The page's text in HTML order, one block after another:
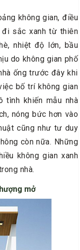
không gian, điều
đi sắc xanh từ thiên
nhiệt độ lớn, bầu
do không gian phố
ống trước đây khi
bố trí không gian
tình khiến mẫu nhà
nóng bức hơn vào
cũng như tư duy
còn nữa. Những
không gian xanh
nhà.
mở